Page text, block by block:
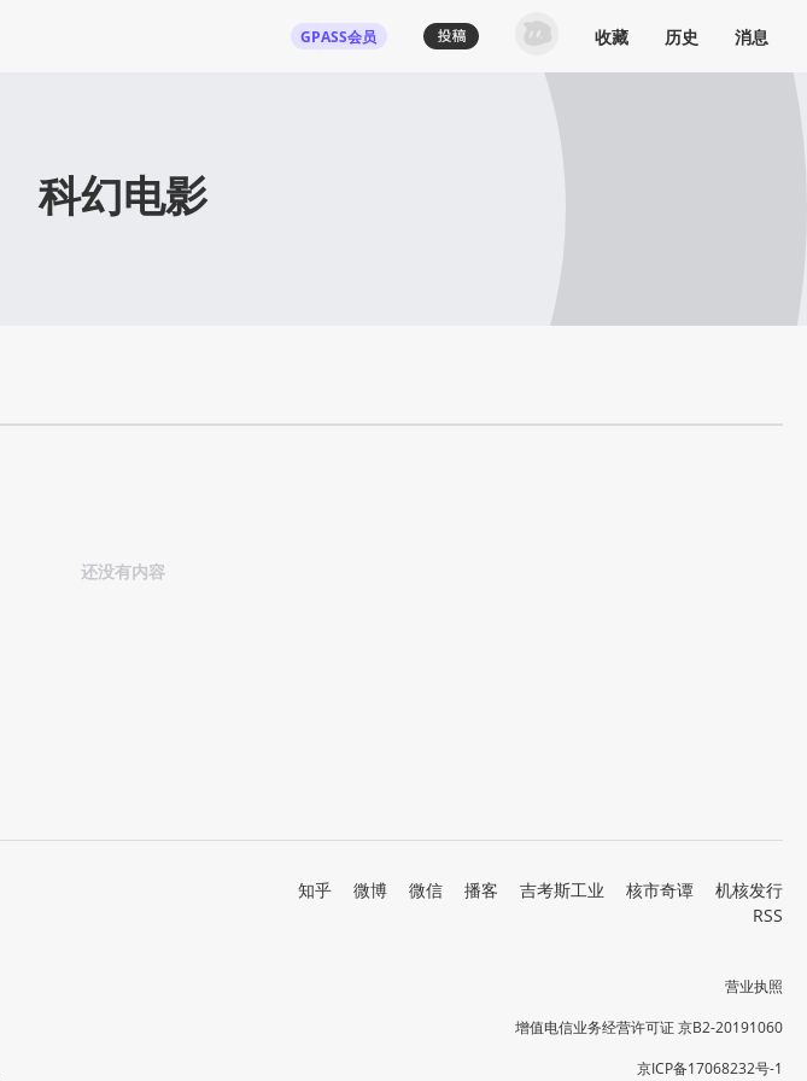
GPASS会员 收藏 历史 消息
科幻电影
还没有内容
知乎 微博 微信 播客 吉考斯工业 核市奇谭
机核发行
RSS
营业执照
增值电信业务经营许可证 京B2-20191060
京ICP备17068232号-1